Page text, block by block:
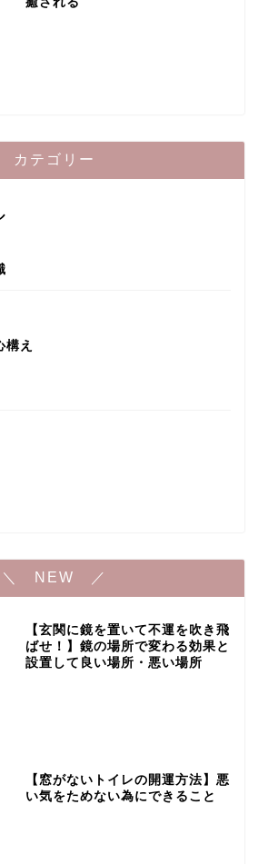
カテゴリー
構え
＼ NEW ／
【玄関に鏡を置いて不運を吹き飛
ばせ！】鏡の場所で変わる効果と
設置して良い場所・悪い場所
【窓がないトイレの開運方法】悪
い気をためない為にできること